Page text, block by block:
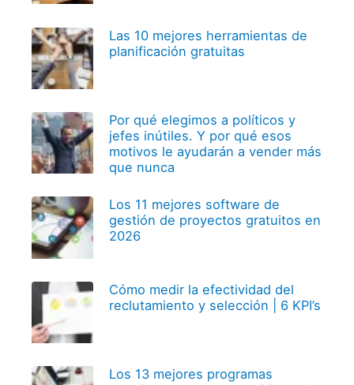
Las 10 mejores herramientas de
planificación gratuitas
Por qué elegimos a políticos y
jefes inútiles. Y por qué esos
motivos le ayudarán a vender más
que nunca
Los 11 mejores software de
gestión de proyectos gratuitos en
2026
Cómo medir la efectividad del
reclutamiento y selección | 6 KPI’s
Los 13 mejores programas